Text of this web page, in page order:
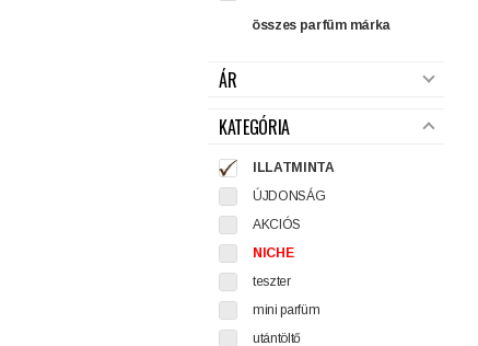
összes parfüm márka
ÁR
KATEGÓRIA
ILLATMINTA
ÚJDONSÁG
AKCIÓS
NICHE
teszter
mini parfüm
utántöltő